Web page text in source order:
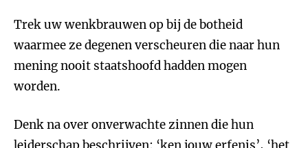
Trek uw wenkbrauwen op bij de botheid
waarmee ze degenen verscheuren die naar hun
mening nooit staatshoofd hadden mogen
worden.
Denk na over onverwachte zinnen die hun